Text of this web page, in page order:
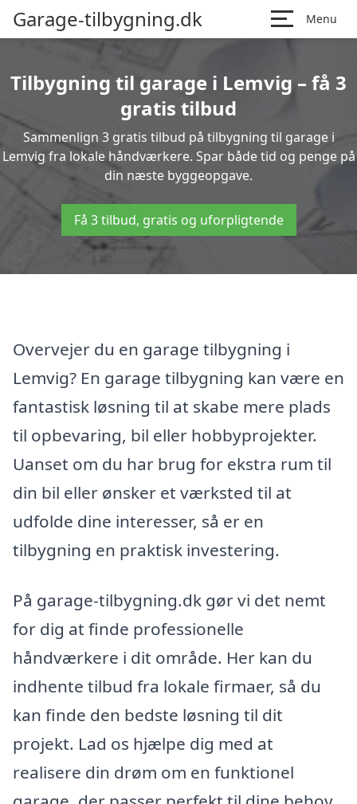
Garage-tilbygning.dk Menu
Tilbygning til garage i Lemvig – få 3
gratis tilbud
Sammenlign 3 gratis tilbud på tilbygning til garage i
Lemvig fra lokale håndværkere. Spar både tid og penge på
din næste byggeopgave.
Få 3 tilbud, gratis og uforpligtende
Overvejer du en garage tilbygning i
Lemvig? En garage tilbygning kan være en
fantastisk løsning til at skabe mere plads
til opbevaring, bil eller hobbyprojekter.
Uanset om du har brug for ekstra rum til
din bil eller ønsker et værksted til at
udfolde dine interesser, så er en
tilbygning en praktisk investering.
På garage-tilbygning.dk gør vi det nemt
for dig at finde professionelle
håndværkere i dit område. Her kan du
indhente tilbud fra lokale firmaer, så du
kan finde den bedste løsning til dit
projekt. Lad os hjælpe dig med at
realisere din drøm om en funktionel